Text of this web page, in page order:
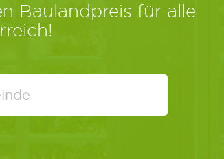
Baulandpreis für alle